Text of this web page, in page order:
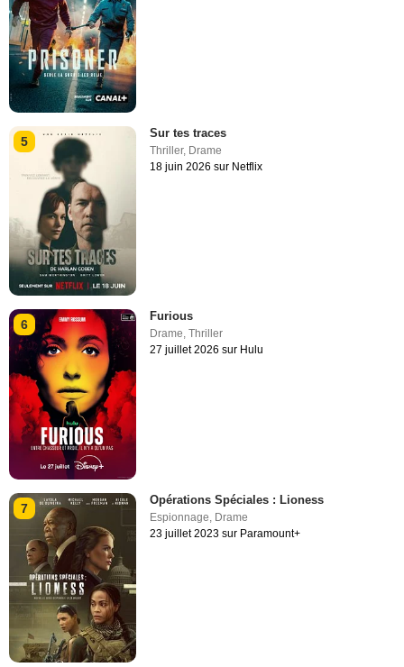
5
Sur tes traces
Thriller, Drame
18 juin 2026 sur Netflix
6
Furious
Drame,Thriller
27 juillet 2026 sur Hulu
7
Opérations Spéciales : Lioness
Espionnage Drame
23 juillet 2023 sur Paramount+